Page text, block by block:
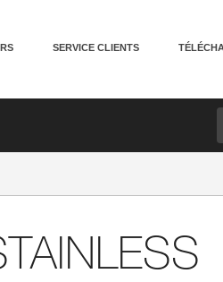
SERVICE CLIENTS